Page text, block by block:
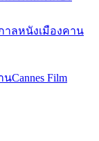
าลหนังเมืองคาน
Cannes Film